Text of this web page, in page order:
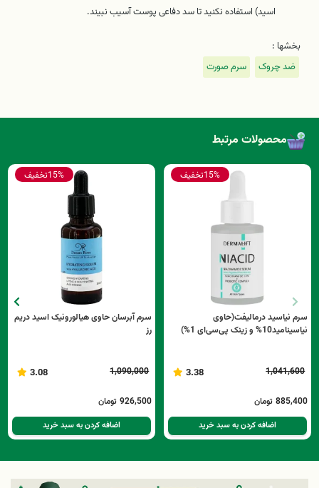
اسید) استفاده نکنید تا سد دفاعی پوست آسیب نبیند.
بخشها :
ضد چروک
سرم صورت
محصولات مرتبط
15%تخفیف
سرم نیاسید درمالیفت(حاوی
نیاسینامید10% و زینک پی‌سی‌ای 1%)
1,041,600
3.38
885,400 تومان
اضافه کردن به سبد خرید
15%تخفیف
سرم آبرسان حاوی هیالورونیک اسید دریم
رز
1,090,000
3.08
926,500 تومان
اضافه کردن به سبد خرید